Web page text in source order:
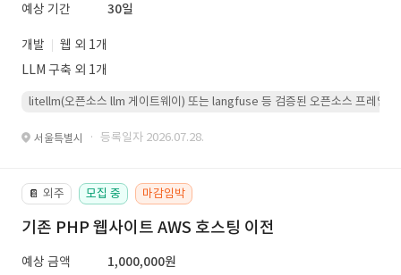
예상 기간
30일
개발
웹 외 1개
LLM 구축 외 1개
litellm(오픈소스 llm 게이트웨이) 또는 langfuse 등 검증된 오픈소스 프레임워
서울특별시 · 등록일자 2026.07.28.
📔 외주 모집 중 마감임박
기존 PHP 웹사이트 AWS 호스팅 이전
예상 금액
1,000,000원